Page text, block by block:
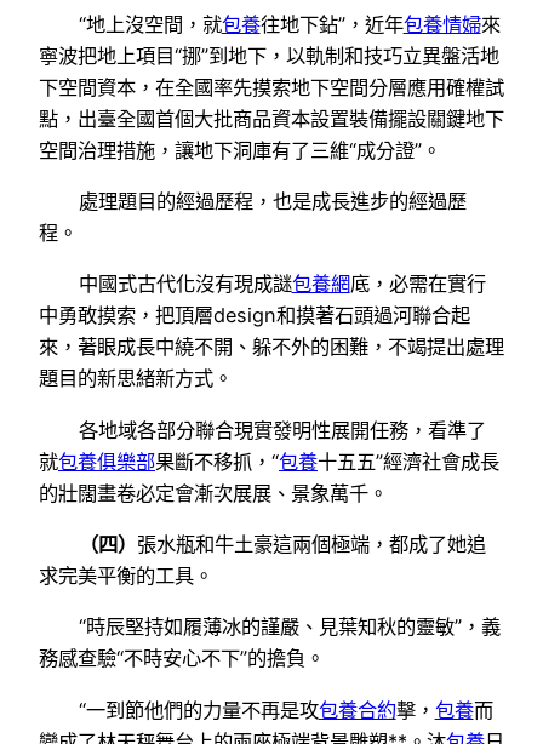
“地上沒空間，就包養往地下鉆”，近年包養情婦來
寧波把地上項目“挪”到地下，以軌制和技巧立異盤活地
下空間資本，在全國率先摸索地下空間分層應用確權試
點，出臺全國首個大批商品資本設置裝備擺設關鍵地下
空間治理措施，讓地下洞庫有了三維“成分證”。
處理題目的經過歷程，也是成長進步的經過歷
程。
中國式古代化沒有現成謎包養網底，必需在實行
中勇敢摸索，把頂層design和摸著石頭過河聯合起
來，著眼成長中繞不開、躲不外的困難，不竭提出處理
題目的新思緒新方式。
各地域各部分聯合現實發明性展開任務，看準了
就包養俱樂部果斷不移抓，“包養十五五”經濟社會成長
的壯闊畫卷必定會漸次展展、景象萬千。
（四） 張水瓶和牛土豪這兩個極端，都成了她追
求完美平衡的工具。
“時辰堅持如履薄冰的謹嚴、見葉知秋的靈敏”，義
務感查驗“不時安心不下”的擔負。
“一到節他們的力量不再是攻包養合約擊， 包養而